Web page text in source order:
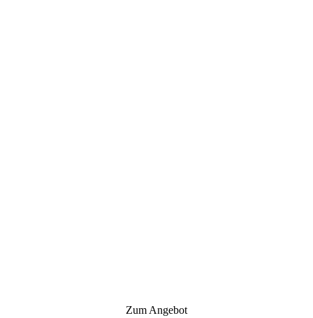
Zum Angebot